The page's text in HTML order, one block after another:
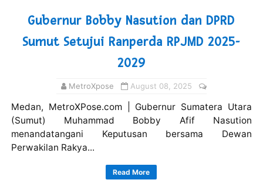
Gubernur Bobby Nasution dan DPRD
Sumut Setujui Ranperda RPJMD 2025-
2029
MetroXpose August 08, 2025
Medan, MetroXPose.com | Gubernur Sumatera Utara
(Sumut) Muhammad Bobby Afif Nasution
menandatangani Keputusan bersama Dewan
Perwakilan Rakya...
Read More